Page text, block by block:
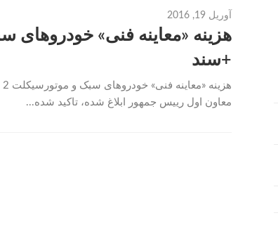
آوریل 19, 2016
+سند
معاون اول رییس جمهور ابلاغ شده، تاکید شده...